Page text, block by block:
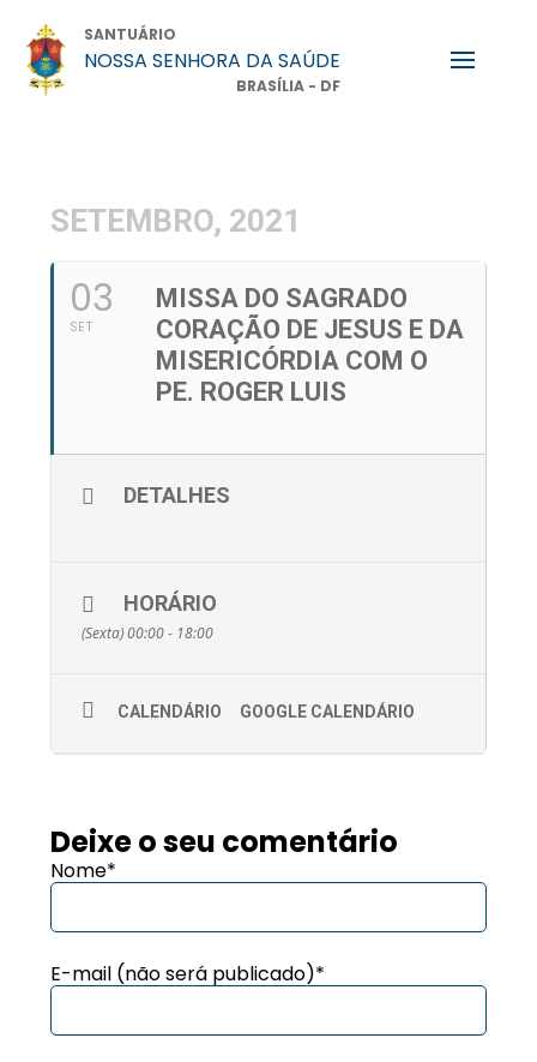
SANTUÁRIO
NOSSA SENHORA DA SAÚDE
BRASÍLIA - DF
SETEMBRO, 2021
03
SET
MISSA DO SAGRADO
CORAÇÃO DE JESUS E DA
MISERICÓRDIA COM O
PE. ROGER LUIS
DETALHES
HORÁRIO
(Sexta) 00:00 - 18:00
CALENDÁRIO GOOGLE CALENDÁRIO
Deixe o seu comentário
Nome*
E-mail (não será publicado)*